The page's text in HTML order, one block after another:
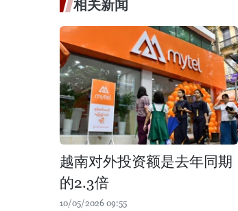
相关新闻
越南对外投资额是去年同期
的2.3倍
10/05/2026 09:55